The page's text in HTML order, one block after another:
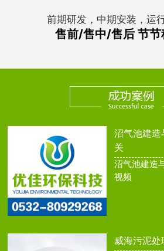
前期研发，中期安装，运
售前/售中/售后 节节
沼气池建
关
沼气池建造
视频
威海污泥